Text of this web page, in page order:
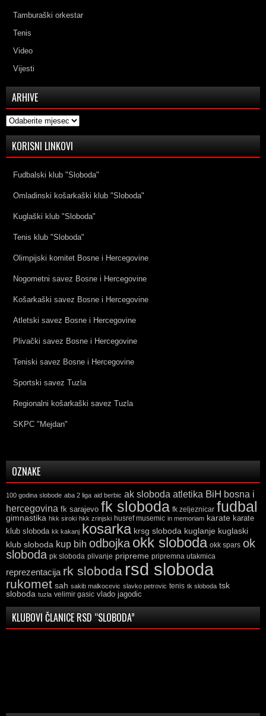
Tamburaški orkestar
Tenis
Video
Vijesti
ARHIVE
Arhive
KORISNI LINKOVI
Fudbalski klub "Sloboda"
Omladinski košarkaški klub "Sloboda"
Kuglaški klub "Sloboda"
Tenis klub "Sloboda"
Olimpijski komitet Bosne i Hercegovine
Nogometni savez Bosne i Hercegovine
Košarkaški savez Bosne i Hercegovine
Atletski savez Bosne i Hercegovine
Plivački savez Bosne i Hercegovine
Teniski savez Bosne i Hercegovine
Sportski savez Tuzla
Regionalni košarkaški savez Tuzla
SKPC "Mejdan"
OZNAKE
100 godina slobode aba 2 liga aid berbic ak sloboda atletika BiH bosna i
hercegovina fk sarajevo fk sloboda fk zeljeznicar fudbal
gimnastika hkk siroki hkk zrinjski husref musemic in memoriam karate karate
klub sloboda kk kakanj kosarka krsg sloboda kuglanje kuglaski
klub sloboda kup bih odbojka okk sloboda okk spars ok
sloboda pk sloboda plivanje pripreme pripremna utakmica
reprezentacija rk sloboda rsd sloboda
rukomet sah sakib malkocevic slavko petrovic tenis tk sloboda tsk
sloboda tuzla velimir gasic vlado jagodic
KLUBOVI ČLANICE RSD “SLOBODA”